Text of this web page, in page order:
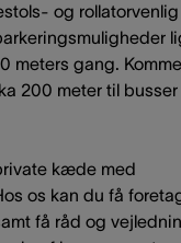
og rollatorvenlig
meters gang.
200 meter til
kæde med
os kan du få
få råd og